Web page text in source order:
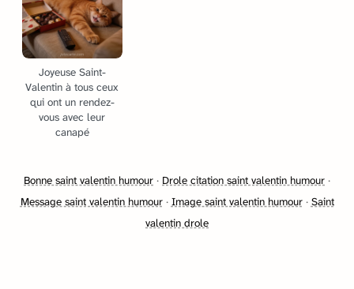
Joyeuse Saint-
Valentin à tous ceux
qui ont un rendez-
vous avec leur
canapé
Bonne saint valentin humour · Drole citation saint valentin humour ·
Message saint valentin humour· Image saint valentin humour· Saint
valentin drole